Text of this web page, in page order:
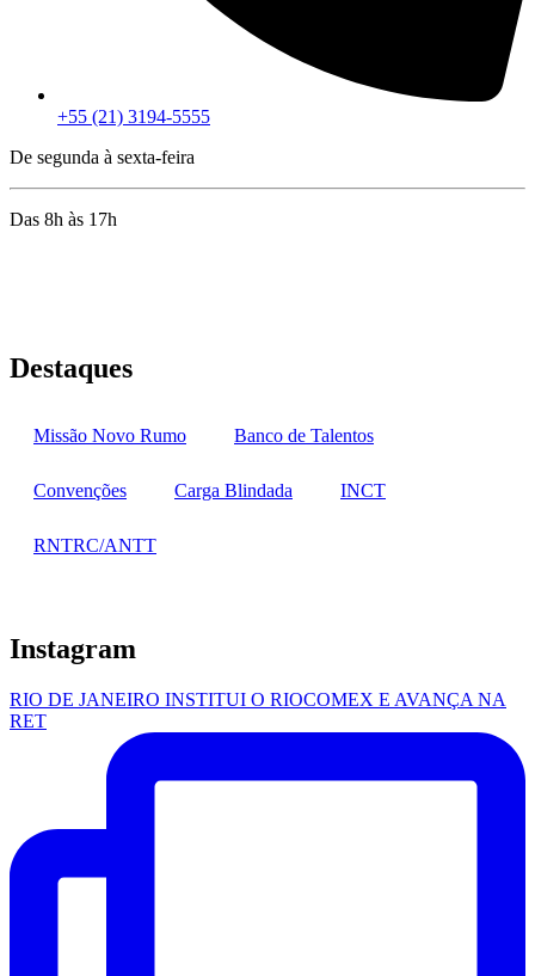
+55 (21) 3194-5555
De segunda à sexta-feira
Das 8h às 17h
Destaques
Missão Novo Rumo Banco de Talentos
Convenções Carga Blindada INCT
RNTRC/ANTT
Instagram
RIO DE JANEIRO INSTITUI O RIOCOMEX E AVANÇA NA
RET